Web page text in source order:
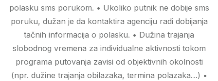
polasku sms porukom. • Ukoliko putnik ne dobije sms
poruku, dužan je da kontaktira agenciju radi dobijanja
tačnih informacija o polasku. • Dužina trajanja
slobodnog vremena za individualne aktivnosti tokom
programa putovanja zavisi od objektivnih okolnosti
(npr. dužine trajanja obilazaka, termina polazaka…) •